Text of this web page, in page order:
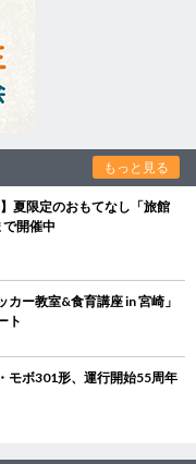
もっと見る
夏限定のおもてなし「旅館
開催中
ー教室&食育講座 in 宮崎」
ト
ボ301形、運行開始55周年